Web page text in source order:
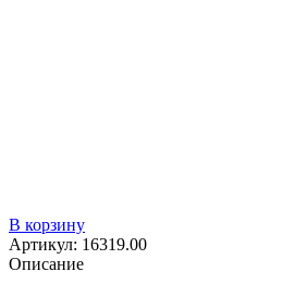
В корзину
Артикул: 16319.00
Описание